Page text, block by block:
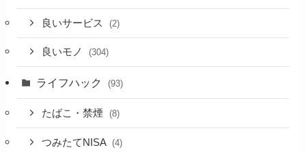
良いサービス (2)
良いモノ (304)
ライフハック (93)
たばこ・禁煙 (8)
つみたてNISA (4)